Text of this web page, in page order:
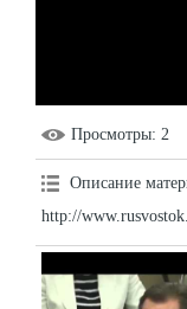
Просмотры: 2
Описание
http://